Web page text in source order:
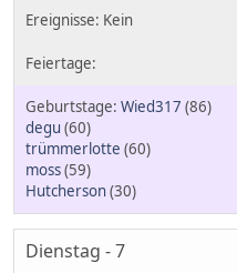
Wied317 (86)
degu (60)
trümmerlotte (60)
moss(59)
Hutcherson(30)
Dienstag - 7